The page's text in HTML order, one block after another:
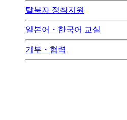
탈북자 정착지원
일본어・한국어 교실
기부・협력